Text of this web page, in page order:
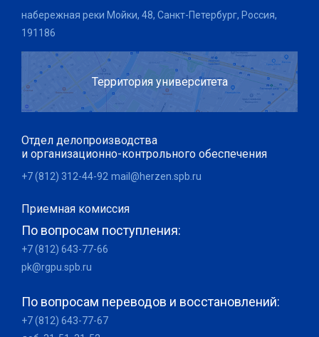
набережная реки Мойки, 48, Санкт-Петербург, Россия,
191186
Территория университета
Отдел делопроизводства
и организационно-контрольного обеспечения
+7 (812) 312-44-92 mail@herzen.spb.ru
Приемная комиссия
По вопросам поступления:
+7 (812) 643-77-66
pk@rgpu.spb.ru
По вопросам переводов и восстановлений:
+7 (812) 643-77-67